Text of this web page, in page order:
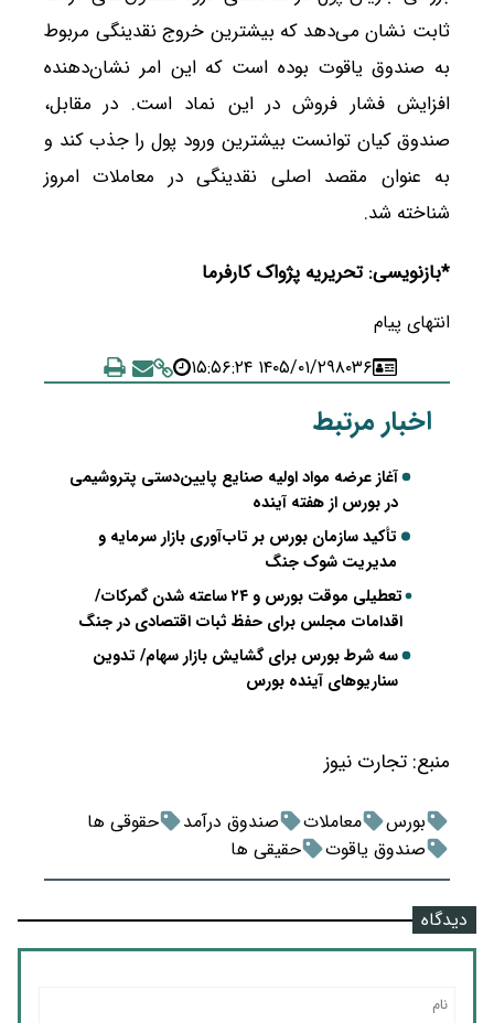
ثابت نشان می‌دهد که بیشترین خروج نقدینگی مربوط
به صندوق یاقوت بوده است که این امر نشان‌دهنده
افزایش فشار فروش در این نماد است. در مقابل،
صندوق کیان توانست بیشترین ورود پول را جذب کند و
به عنوان مقصد اصلی نقدینگی در معاملات امروز
شناخته شد.
*بازنویسی: تحریریه پژواک کارفرما
انتهای پیام
۸۰۳۶۱۴۰۵/۰۱/۲۹ ۱۵:۵۶:۲۴
اخبار مرتبط
آغاز عرضه مواد اولیه صنایع پایین‌دستی پتروشیمی
در بورس از هفته آینده
تأکید سازمان بورس بر تاب‌آوری بازار سرمایه و
مدیریت شوک جنگ
تعطیلی موقت بورس و ۲۴ ساعته شدن گمرکات/
اقدامات مجلس برای حفظ ثبات اقتصادی در جنگ
سه شرط بورس برای گشایش بازار سهام/ تدوین
سناریوهای آینده بورس
منبع: تجارت نیوز
بورس معاملات صندوق درآمد
حقوقی ها
صندوق یاقوت
حقیقی ها
دیدگاه